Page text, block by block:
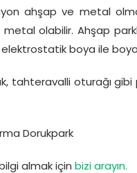
ahşap ve metal
olabilir. Ahşap
boya ile
tahteravalli oturağı
Dorukpark
almak için bizi arayın.